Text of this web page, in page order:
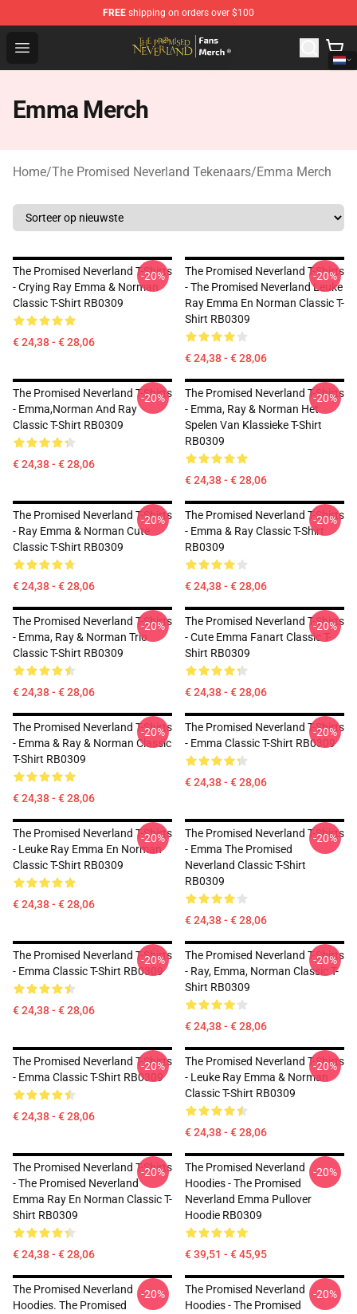
FREE shipping on orders over $100
Open menu
The Promised Neverland Store - Official The Promised
Emma Merch
Home/The Promised Neverland Tekenaars/Emma Merch
The Promised Neverland T-Shirts
- Crying Ray Emma & Norman
Classic T-Shirt RB0309
€ 24,38 - € 28,06
-20%
The Promised Neverland T-Shirts
- The Promised Neverland Leuke
Ray Emma En Norman Classic T-
Shirt RB0309
€ 24,38 - € 28,06
-20%
The Promised Neverland T-Shirts
- Emma,Norman And Ray
Classic T-Shirt RB0309
€ 24,38 - € 28,06
-20%
The Promised Neverland T-Shirts
- Emma, Ray & Norman Het
Spelen Van Klassieke T-Shirt
RB0309
€ 24,38 - € 28,06
-20%
The Promised Neverland T-Shirts
- Ray Emma & Norman Cute
Classic T-Shirt RB0309
€ 24,38 - € 28,06
-20%
The Promised Neverland T-Shirts
- Emma & Ray Classic T-Shirt
RB0309
€ 24,38 - € 28,06
-20%
The Promised Neverland T-Shirts
- Emma, Ray & Norman Trio
Classic T-Shirt RB0309
€ 24,38 - € 28,06
-20%
The Promised Neverland T-Shirts
- Cute Emma Fanart Classic T-
Shirt RB0309
€ 24,38 - € 28,06
-20%
The Promised Neverland T-Shirts
- Emma & Ray & Norman Classic
T-Shirt RB0309
€ 24,38 - € 28,06
-20%
The Promised Neverland T-Shirts
- Emma Classic T-Shirt RB0309
€ 24,38 - € 28,06
-20%
The Promised Neverland T-Shirts
- Leuke Ray Emma En Norman
Classic T-Shirt RB0309
€ 24,38 - € 28,06
-20%
The Promised Neverland T-Shirts
- Emma The Promised
Neverland Classic T-Shirt
RB0309
€ 24,38 - € 28,06
-20%
The Promised Neverland T-Shirts
- Emma Classic T-Shirt RB0309
€ 24,38 - € 28,06
-20%
The Promised Neverland T-Shirts
- Ray, Emma, Norman Classic T-
Shirt RB0309
€ 24,38 - € 28,06
-20%
The Promised Neverland T-Shirts
- Emma Classic T-Shirt RB0309
€ 24,38 - € 28,06
-20%
The Promised Neverland T-Shirts
- Leuke Ray Emma & Norman
Classic T-Shirt RB0309
€ 24,38 - € 28,06
-20%
The Promised Neverland T-Shirts
- The Promised Neverland
Emma Ray En Norman Classic T-
Shirt RB0309
€ 24,38 - € 28,06
-20%
The Promised Neverland
Hoodies - The Promised
Neverland Emma Pullover
Hoodie RB0309
€ 39,51 - € 45,95
-20%
The Promised Neverland
Hoodies. The Promised
-20%
The Promised Neverland
Hoodies - The Promised
-20%